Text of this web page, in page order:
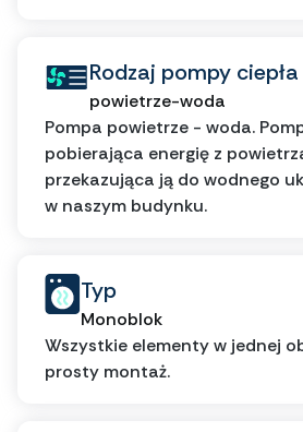
Rodzaj pompy ciepła
powietrze-woda
Pompa powietrze - woda.
pobierająca energię z
przekazująca ją do wodnego
w naszym budynku.
Typ
Monoblok
Wszystkie elementy w jednej
prosty montaż.